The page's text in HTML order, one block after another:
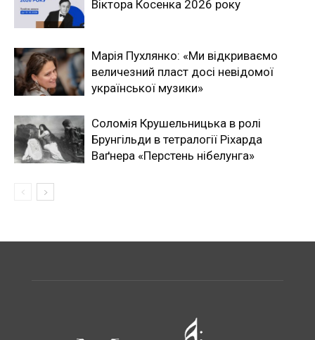
Віктора Косенка 2026 року
Марія Пухлянко: «Ми відкриваємо
величезний пласт досі невідомої
української музики»
Соломія Крушельницька в ролі
Брунгільди в тетралогії Ріхарда
Ваґнера «Перстень нібелунга»